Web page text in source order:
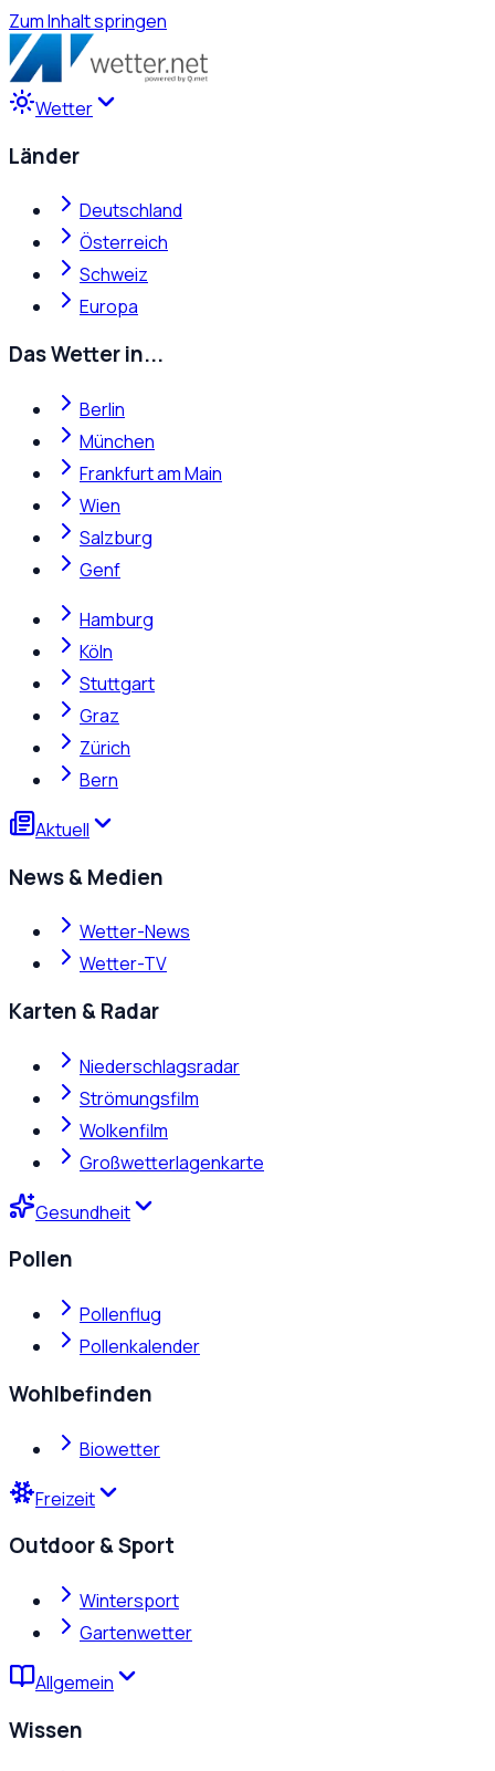
Zum Inhalt springen
Wetter
Länder
Deutschland
Österreich
Schweiz
Europa
Das Wetter in...
Berlin
München
Frankfurt am Main
Wien
Salzburg
Genf
Hamburg
Köln
Stuttgart
Graz
Zürich
Bern
Aktuell
News & Medien
Wetter-News
Wetter-TV
Karten & Radar
Niederschlagsradar
Strömungsfilm
Wolkenfilm
Großwetterlagenkarte
Gesundheit
Pollen
Pollenflug
Pollenkalender
Wohlbefinden
Biowetter
Freizeit
Outdoor & Sport
Wintersport
Gartenwetter
Allgemein
Wissen